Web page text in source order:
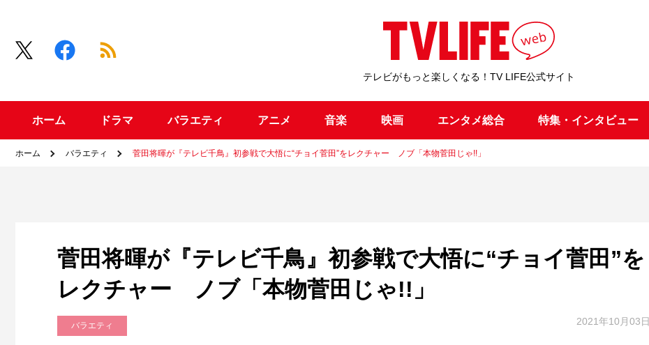
テレビがもっと楽しくなる！TV LIFE公式サイト
ホーム ドラマ バラエティ アニメ 音楽 映画 エンタメ総合 特集・インタビュー
ホーム バラエティ 菅田将暉が『テレビ千鳥』初参戦で大悟に“チョイ菅田”をレクチャー ノブ「本物菅田じゃ!!」
菅田将暉が『テレビ千鳥』初参戦で大悟に“チョイ菅田”を
レクチャー ノブ「本物菅田じゃ!!」
バラエティ 2021年10月03日